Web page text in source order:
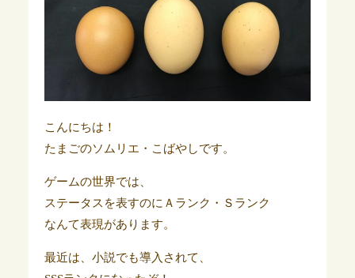
こんにちは！
たまごのソムリエ・こばやしです。
ゲームの世界では、
ステータスを表すのにＡランク・Ｓランク
なんて表現があります。
最近は、小説でも導入されて、